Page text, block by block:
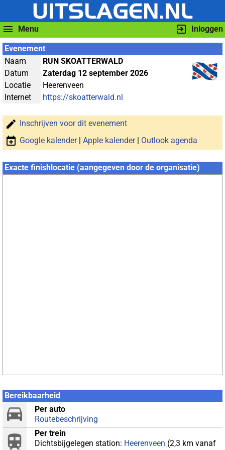
Menu Inloggen
Evenement
Naam
RUN SKOATTERWALD
Datum
Zaterdag 12 september 2026
Locatie
Heerenveen
Internet
https://skoatterwald.nl
Inschrijven voor dit evenement
Google kalender| Apple kalender| Outlook agenda
Exacte finishlocatie (aangegeven door de organisatie)
Bereikbaarheid
Per auto
Routebeschrijving
Per trein
Dichtsbijgelegen station: Heerenveen (2,3 km vanaf